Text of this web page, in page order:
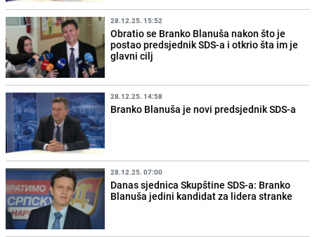
28.12.25. 15:52
Obratio se Branko Blanuša nakon što je
postao predsjednik SDS-a i otkrio šta im je
glavni cilj
28.12.25. 14:58
Branko Blanuša je novi predsjednik SDS-a
28.12.25. 07:00
Danas sjednica Skupštine SDS-a: Branko
Blanuša jedini kandidat za lidera stranke